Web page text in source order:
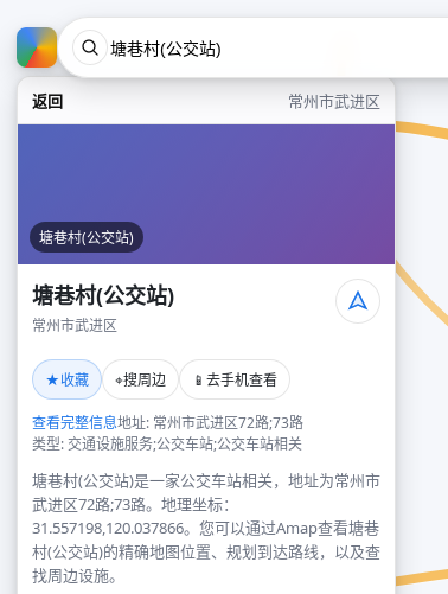
返回 常州市武进区
塘巷村(公交站)
塘巷村(公交站)
常州市武进区
★收藏 ⌖搜周边 📱 去手机查看
查看完整信息地址: 常州市武进区72路;73路
类型: 交通设施服务;公交车站;公交车站相关
塘巷村(公交站)是一家公交车站相关，地址为常州市
武进区72路;73路。地理坐标：
31.557198,120.037866。您可以通过Amap查看塘巷
村(公交站)的精确地图位置、规划到达路线，以及查
找周边设施。